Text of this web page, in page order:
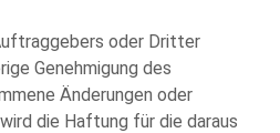
oder Dritter
Genehmigung des
Änderungen oder
die Haftung für die daraus